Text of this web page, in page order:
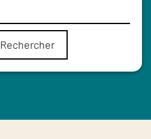
Rechercher